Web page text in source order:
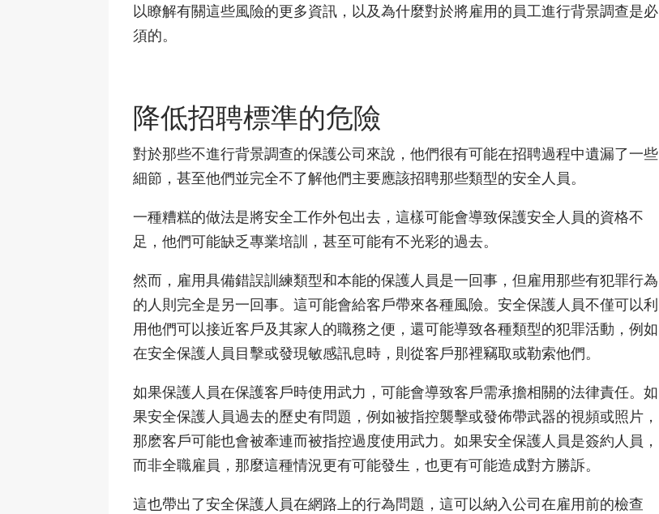
以瞭解有關這些風險的更多資訊，以及為什麼對於將雇用的員工進行背景調查是必
須的。
降低招聘標準的危險
對於那些不進行背景調查的保護公司來說，他們很有可能在招聘過程中遺漏了一些
細節，甚至他們並完全不了解他們主要應該招聘那些類型的安全人員。
一種糟糕的做法是將安全工作外包出去，這樣可能會導致保護安全人員的資格不
足，他們可能缺乏專業培訓，甚至可能有不光彩的過去。
然而，雇用具備錯誤訓練類型和本能的保護人員是一回事，但雇用那些有犯罪行為
的人則完全是另一回事。這可能會給客戶帶來各種風險。安全保護人員不僅可以利
用他們可以接近客戶及其家人的職務之便，還可能導致各種類型的犯罪活動，例如
在安全保護人員目擊或發現敏感訊息時，則從客戶那裡竊取或勒索他們。
如果保護人員在保護客戶時使用武力，可能會導致客戶需承擔相關的法律責任。如
果安全保護人員過去的歷史有問題，例如被指控襲擊或發佈帶武器的視頻或照片，
那麽客戶可能也會被牽連而被指控過度使用武力。如果安全保護人員是簽約人員，
而非全職雇員，那麼這種情況更有可能發生，也更有可能造成對方勝訴。
這也帶出了安全保護人員在網路上的行為問題，這可以納入公司在雇用前的檢查